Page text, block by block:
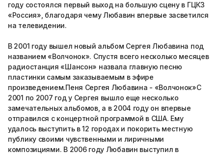
году состоялся первый выход на большую сцену в ГЦКЗ
«Россия», благодаря чему Любавин впервые засветился
на телевидении.
В 2001 году вышел новый альбом Сергея Любавина под
названием «Волчонок». Спустя всего несколько месяцев
радиостанция «Шансон» назвала главную песню
пластинки самым заказываемым в эфире
произведением.Пеня Сергея Любавина - «Волчонок»С
2001 по 2007 год у Сергея вышло еще несколько
замечательных альбомов, а в 2004 году он впервые
отправился с концертной программой в США. Ему
удалось выступить в 12 городах и покорить местную
публику своими чувственными и лиричными
композициями. В 2006 году Любавин выступил в